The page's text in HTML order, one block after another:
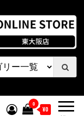
ンストア
0
¥0